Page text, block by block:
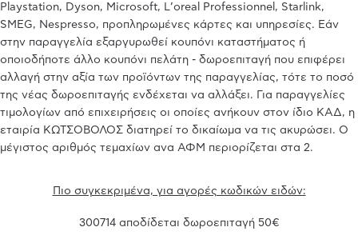
Playstation, Dyson, Microsoft, L’oreal Professionnel, Starlink,
SMEG, Nespresso, προπληρωμένες κάρτες και υπηρεσίες. Εάν
στην παραγγελία εξαργυρωθεί κουπόνι καταστήματος ή
οποιοδήποτε άλλο κουπόνι πελάτη - δωροεπιταγή που επιφέρει
αλλαγή στην αξία των προϊόντων της παραγγελίας, τότε το ποσό
της νέας δωροεπιταγής ενδέχεται να αλλάξει. Για παραγγελίες
τιμολογίων από επιχειρήσεις οι οποίες ανήκουν στον ίδιο ΚΑΔ, η
εταιρία ΚΩΤΣΟΒΟΛΟΣ διατηρεί το δικαίωμα να τις ακυρώσει. Ο
μέγιστος αριθμός τεμαχίων ανα ΑΦΜ περιορίζεται στα 2.
Πιο συγκεκριμένα, για αγορές κωδικών ειδών:
300714 αποδίδεται δωροεπιταγή 50€